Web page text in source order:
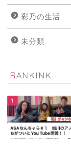
彩乃の生活
未分類
RANKINK
1